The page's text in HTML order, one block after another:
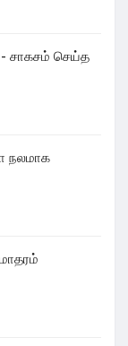
- சாகசம் செய்த
நலமாக